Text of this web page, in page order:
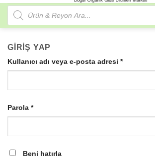
Products
search
GIRIŞ YAP
Kullanıcı adı veya e-posta adresi *Gerekli
Parola *Gerekli
Beni hatırla